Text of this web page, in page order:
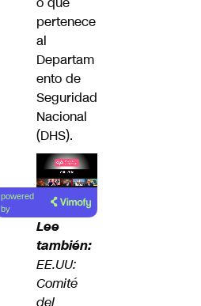
pertenece
al
Departam
ento de
Seguridad
Nacional
(DHS).
Lea el
artículo
powered
by
Lee
también:
EE.UU:
Comité